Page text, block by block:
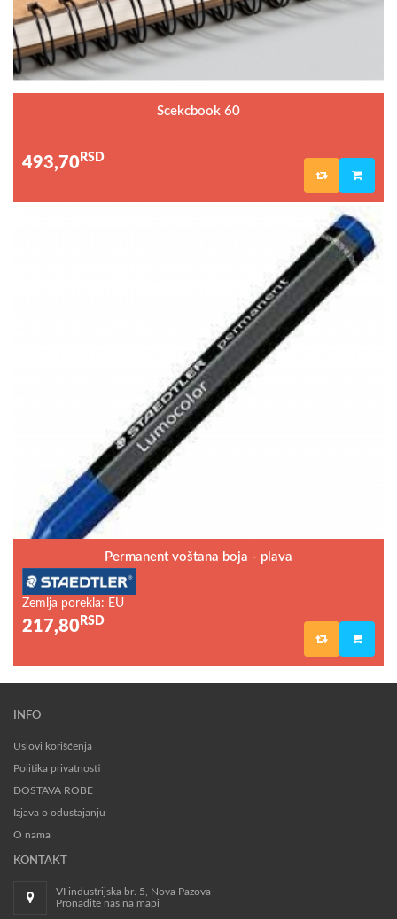
Scekcbook 60
493,70 RSD
Permanent voštana boja - plava
Zemlja porekla: EU
217,80 RSD
INFO
Uslovi korišćenja
Politika privatnosti
DOSTAVA ROBE
Izjava o odustajanju
O nama
KONTAKT
VI industrijska br. 5, Nova Pazova
Pronađite nas na mapi